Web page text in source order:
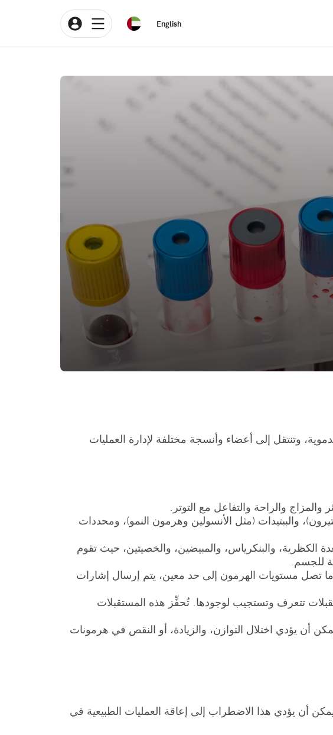
English
وتنتقل إلى أعضاء وأنسجة مختلفة لإدارة العمليات
والراحة والتفاعل مع التوتر.
والببتيدات (مثل الأنسولين وهرمون النمو)، ومحددات
الكظرية، والبنكرياس، والمبيضين، والخصيتين، حيث تقوم
للجسم.
تصل مستويات الهرمون إلى حد معين، يتم إرسال إشارات
تتعرف وتستجيب لوجودها. تُحفِّز هذه المستقبلات
أن يؤدي اختلال التوازن، والزيادة، أو النقص في هرمونات
أن يؤدي هذا الاضطراب إلى إعاقة العمليات الطبيعية في